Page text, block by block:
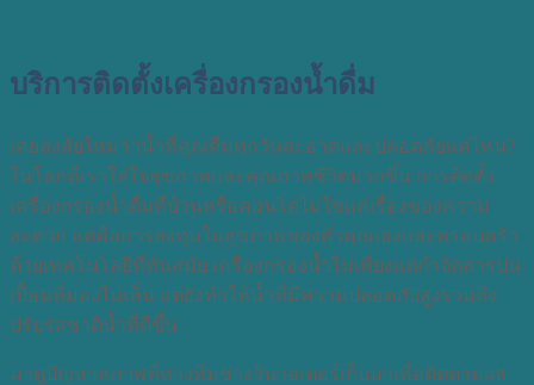
บริการติดตั้งเครื่องกรองน้ำดื่ม
เคยสงสัยไหมว่าน้ำที่คุณดื่มทุกวันสะอาดและปลอดภัยแค่ไหน?
ในโลกที่เราใส่ใจสุขภาพและคุณภาพชีวิตมากขึ้น การติดตั้ง
เครื่องกรองน้ำดื่มที่บ้านหรือคอนโดไม่ใช่แค่เรื่องของความ
สะดวก แต่คือการลงทุนในสุขภาพของตัวคุณเองและครอบครัว
ด้วยเทคโนโลยีที่ทันสมัย เครื่องกรองน้ำไม่เพียงแต่กำจัดสารปน
เปื้อนที่มองไม่เห็น แต่ยังทำให้น้ำที่มีความปลอดภัยสูงรวมถึง
ปรับรสชาติน้ำที่ดีขึ้น
มาดูปัญหาสภาพที่ทางทีมช่างวินวอเตอร์เก็บมาเพื่อติดตามผล